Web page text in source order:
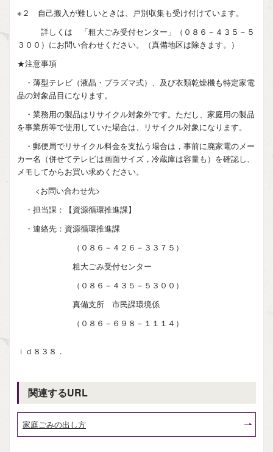
※２ 自己搬入が難しいときは、戸別収集も受け付けています。
詳しくは 「粗大ごみ受付センター」（０８６－４３５－５
３００）にお問い合わせください。（真備地区は除きます。）
★注意事項
・薄型テレビ（液晶・プラズマ式）、及び衣類乾燥機も特定家電
品の対象品目になります。
・業務用の製品はリサイクル対象外です。ただし、家庭用の製品
を事業所等で使用していた場合は、リサイクル対象になります。
・郵便局でリサイクル料金を支払う場合は，事前に廃家電のメー
カー名（併せてテレビは画面サイズ，冷蔵庫は容量も）を確認し、
メモしてからお買い求めください。
<お問い合わせ先>
・担当課：【資源循環推進課】
・連絡先：資源循環推進課
（０８６－４２６－３３７５）
粗大ごみ受付センター
（０８６－４３５－５３００）
真備支所 市民課環境係
（０８６－６９８－１１１４）
ｉｄ８３８．
関連するURL
家庭ごみの出し方